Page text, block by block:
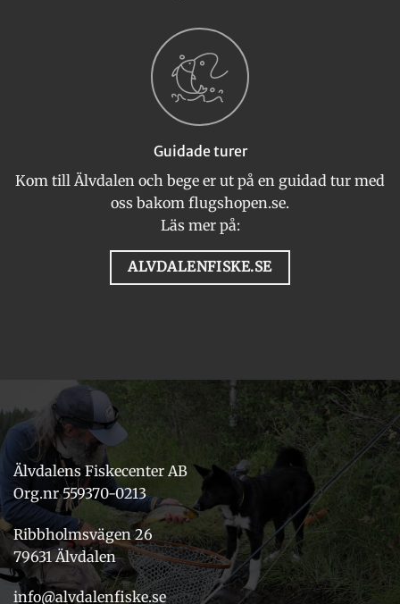
Guidade turer
Kom till Älvdalen och bege er ut på en guidad tur med
oss bakom flugshopen.se.
Läs mer på:
ALVDALENFISKE.SE
Älvdalens Fiskecenter AB
Org.nr 559370-0213
Ribbholmsvägen 26
79631 Älvdalen
info@alvdalenfiske.se